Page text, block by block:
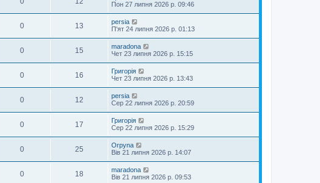
Пон 27 липня 2026 р. 09:46
0 13
persia
П'ят 24 липня 2026 р. 01:13
0 15
maradona
Чет 23 липня 2026 р. 15:15
0 16
Григорія
Чет 23 липня 2026 р. 13:43
0 12
persia
Сер 22 липня 2026 р. 20:59
0 17
Григорія
Сер 22 липня 2026 р. 15:29
0 25
Orpyna
Вів 21 липня 2026 р. 14:07
0 18
maradona
Вів 21 липня 2026 р. 09:53